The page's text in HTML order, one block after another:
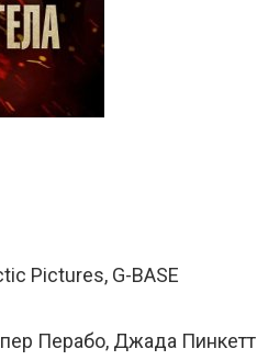
Pictures, G-BASE
Перабо, Джада Пинкетт